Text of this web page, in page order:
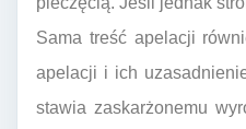
Sama treść apelacji
apelacji i ich
stawia zaskarżonemu